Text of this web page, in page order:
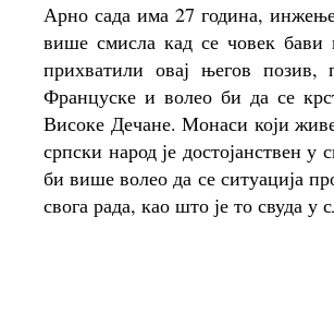
Арно сада има 27 година,
више смисла кад се човек
прихватили овај његов
Француске и волео би да се
Високе Дечане. Монаси који
српски народ је достојанствен
би више волео да се ситуација
свога рада, као што је то свуда у